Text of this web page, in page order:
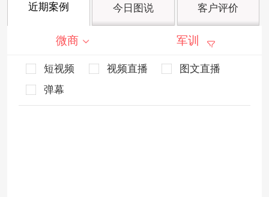
近期案例 今日图说 客户评价
微商 军训
短视频 视频直播
图文直播
弹幕